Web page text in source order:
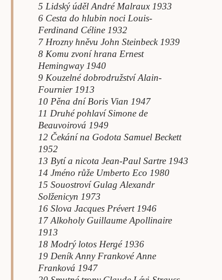
5 Lidský úděl André Malraux 1933
6 Cesta do hlubin noci Louis-
Ferdinand Céline 1932
7 Hrozny hněvu John Steinbeck 1939
8 Komu zvoní hrana Ernest
Hemingway 1940
9 Kouzelné dobrodružství Alain-
Fournier 1913
10 Pěna dní Boris Vian 1947
11 Druhé pohlaví Simone de
Beauvoirová 1949
12 Čekání na Godota Samuel Beckett
1952
13 Bytí a nicota Jean-Paul Sartre 1943
14 Jméno růže Umberto Eco 1980
15 Souostroví Gulag Alexandr
Solženicyn 1973
16 Slova Jacques Prévert 1946
17 Alkoholy Guillaume Apollinaire
1913
18 Modrý lotos Hergé 1936
19 Deník Anny Frankové Anne
Franková 1947